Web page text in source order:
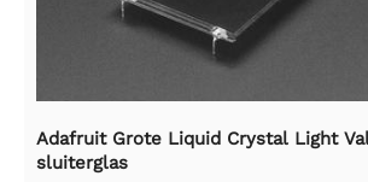
Adafruit Grote Liquid Crystal Light
sluiterglas